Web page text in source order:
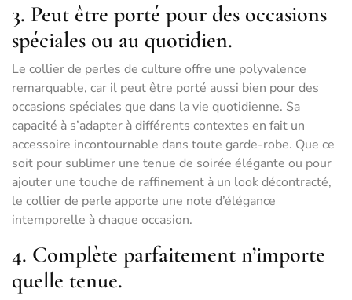
3. Peut être porté pour des occasions
spéciales ou au quotidien.
Le collier de perles de culture offre une polyvalence
remarquable, car il peut être porté aussi bien pour des
occasions spéciales que dans la vie quotidienne. Sa
capacité à s’adapter à différents contextes en fait un
accessoire incontournable dans toute garde-robe. Que ce
soit pour sublimer une tenue de soirée élégante ou pour
ajouter une touche de raffinement à un look décontracté,
le collier de perle apporte une note d’élégance
intemporelle à chaque occasion.
4. Complète parfaitement n’importe
quelle tenue.